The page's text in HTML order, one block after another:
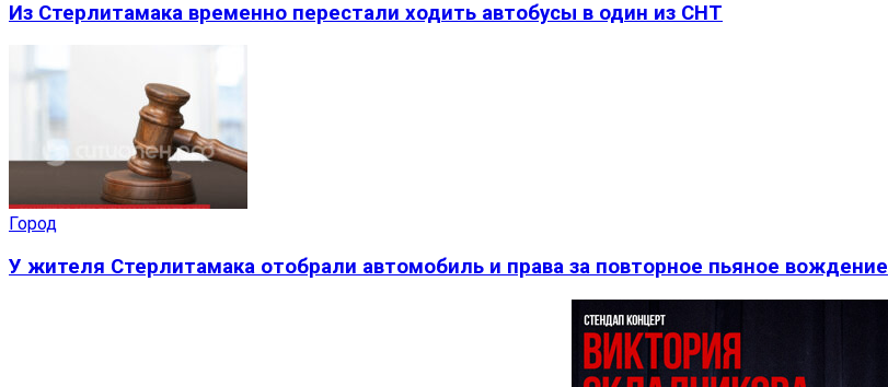
Из Стерлитамака временно перестали ходить автобусы в один из СНТ
Город
У жителя Стерлитамака отобрали автомобиль и права за повторное пьяное вождение